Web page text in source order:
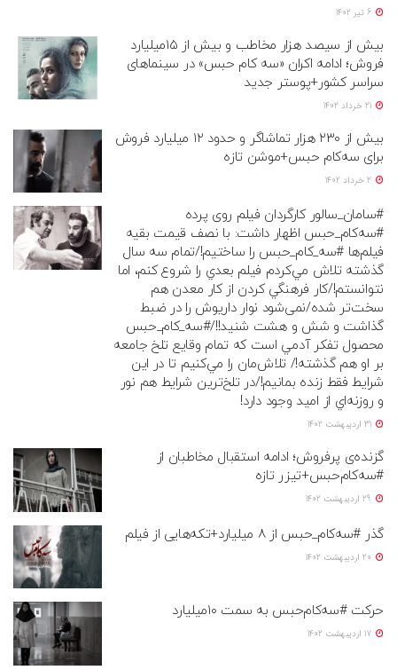
بیش از سیصد هزار مخاطب و بیش از ۱۵میلیارد
فروش؛ ادامه اکران «سه کام حبس» در سینماهای
سراسر کشور+پوستر جدید
بیش از ۲۳۰ هزار تماشاگر و حدود ۱۲ میلیارد فروش
برای سه‌کام حبس+موشن تازه
#سامان_سالور کارگردان فیلم روی پرده
#سه‌کام_حبس اظهار داشت: با نصف قيمت بقيه
فيلم‌ها #سه_كام_حبس را ساختيم!/تمام سه سال
گذشته تلاش مي‌كردم فيلم بعدي را شروع كنم، اما
نتوانستم!/كار فرهنگي كردن از كار معدن هم
سخت‌تر شده/نمی‌شود نوار داریوش را در ضبط
گذاشت و شش و هشت شنید!!/#سه_كام_حبس
محصول تفكر آدمي است كه تمام وقايع تلخ جامعه
بر او هم گذشته!/ تلاش‌مان را مي‌كنيم تا در اين
شرايط فقط زنده بمانيم!/در تلخ‌ترين شرايط هم نور
و روزنه‌اي از اميد وجود دارد!
گزنده‌ی پرفروش؛ ادامه استقبال مخاطبان از
#سه‌کام‌حبس+تیزر تازه
گذر #سه‌کام_حبس از ۸ میلیارد+تکه‌هایی از فیلم
حرکت #سه‌کام‌حبس به سمت ۱۰میلیارد